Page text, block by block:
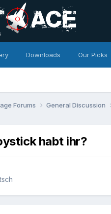
Downloads Our Picks
Forums General Discussion
habt ihr?